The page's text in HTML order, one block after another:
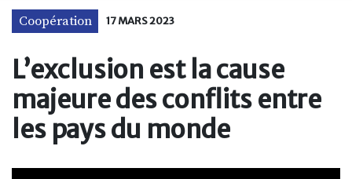
Coopération 17 MARS 2023
L’exclusion est la cause
majeure des conflits entre
les pays du monde